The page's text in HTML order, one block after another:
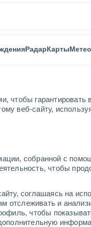
чтобы гарантировать
веб-сайту,
собранной с
чтобы
соглашаясь на
отслеживать и
чтобы
РадарКарты
Погода
cегодня
6 Авг.